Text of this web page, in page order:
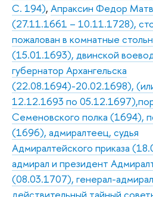
С. 194), Апраксин Федор
(27.11.1661 – 10.11.1728),
пожалован в комнатные
(15.01.1693), двинской
губернатор Архангельска
(22.08.1694)-20.02.1698),
12.12.1693 по
Семеновского полка (1694),
(1696), адмиралтеец, судья
Адмиралтейского приказа
адмирал и президент
(08.03.1707), генерал-